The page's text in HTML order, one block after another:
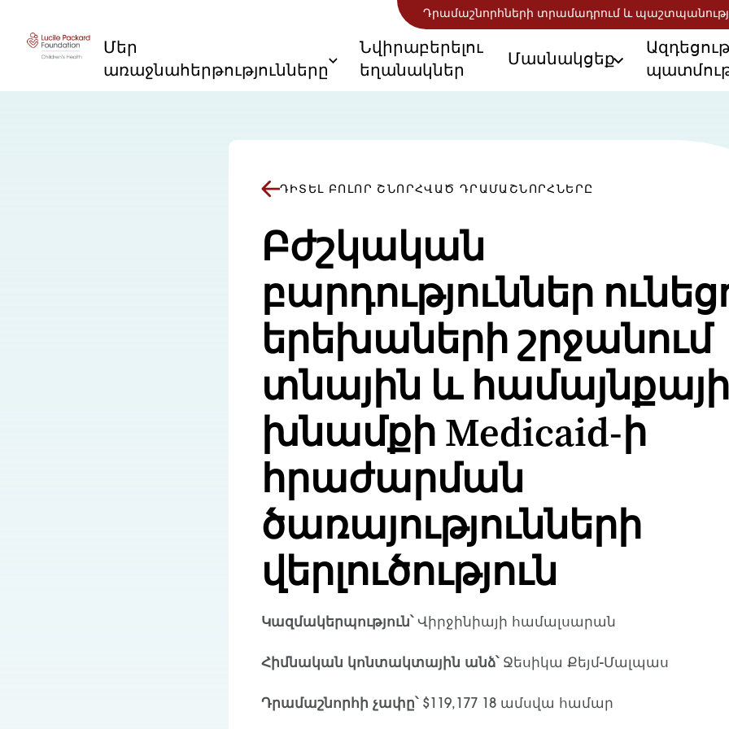
Դրամաշնորհների տրամադրում և
Մեր
առաջնահերթությունները
Նվիրաբերելու
եղանակներ
Մասնակցեք
ԴԻՏԵԼ ԲՈԼՈՐ ՇՆՈՐՀՎԱԾ ԴՐԱՄԱՇՆՈՐՀՆԵՐԸ
Բժշկական
բարդություններ
երեխաների շրջանում
տնային և
խնամքի Medicaid-ի
հրաժարման
ծառայությունների
վերլուծություն
Կազմակերպություն՝ Վիրջինիայի համալսարան
Հիմնական կոնտակտային անձ՝ Ջեսիկա Քեյմ-Մալպաս
Դրամաշնորհի չափը՝ $119,177 18 ամսվա համար